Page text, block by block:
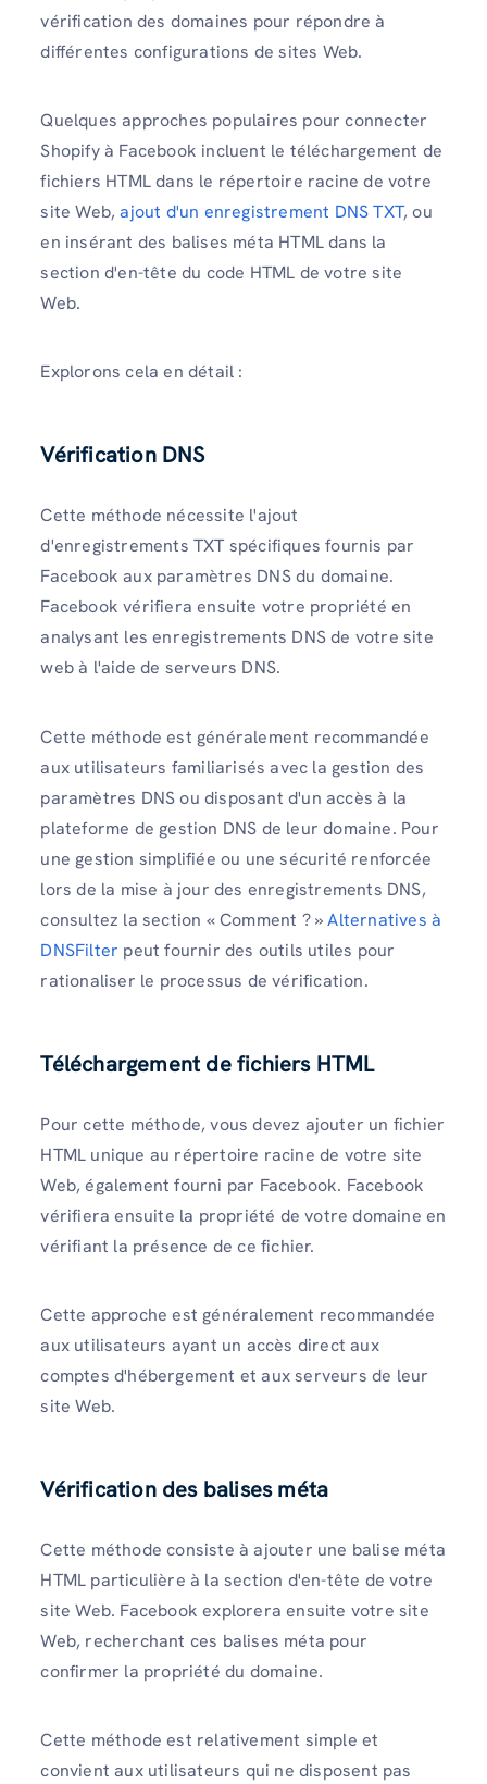
vérification des domaines pour répondre à
différentes configurations de sites Web.
Quelques approches populaires pour connecter
Shopify à Facebook incluent le téléchargement de
fichiers HTML dans le répertoire racine de votre
site Web,ajout d'un enregistrement DNS TXT, ou
en insérant des balises méta HTML dans la
section d'en-tête du code HTML de votre site
Web.
Explorons cela en détail :
Vérification DNS
Cette méthode nécessite l'ajout
d'enregistrements TXT spécifiques fournis par
Facebook aux paramètres DNS du domaine.
Facebook vérifiera ensuite votre propriété en
analysant les enregistrements DNS de votre site
web à l'aide de serveurs DNS.
Cette méthode est généralement recommandée
aux utilisateurs familiarisés avec la gestion des
paramètres DNS ou disposant d'un accès à la
plateforme de gestion DNS de leur domaine. Pour
une gestion simplifiée ou une sécurité renforcée
lors de la mise à jour des enregistrements DNS,
consultez la section « Comment ? »Alternatives à
DNSFilter peut fournir des outils utiles pour
rationaliser le processus de vérification.
Téléchargement de fichiers HTML
Pour cette méthode, vous devez ajouter un fichier
HTML unique au répertoire racine de votre site
Web, également fourni par Facebook. Facebook
vérifiera ensuite la propriété de votre domaine en
vérifiant la présence de ce fichier.
Cette approche est généralement recommandée
aux utilisateurs ayant un accès direct aux
comptes d'hébergement et aux serveurs de leur
site Web.
Vérification des balises méta
Cette méthode consiste à ajouter une balise méta
HTML particulière à la section d'en-tête de votre
site Web. Facebook explorera ensuite votre site
Web, recherchant ces balises méta pour
confirmer la propriété du domaine.
Cette méthode est relativement simple et
convient aux utilisateurs qui ne disposent pas